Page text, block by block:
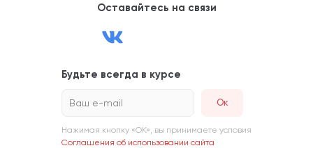
Оставайтесь на связи
Будьте всегда в курсе
Ваш e-mail
Нажимая кнопку «ОК», вы принимаете условия
Соглашения об использовании сайта